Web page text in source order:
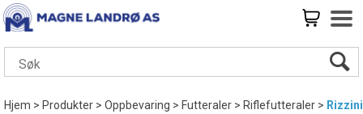
Hjem>Produkter>Oppbevaring>Futteraler>Riflefutteraler> Rizzini